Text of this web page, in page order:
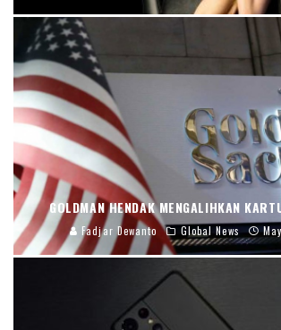
GOLDMAN HENDAK MENGALIHKAN
Fadjar Dewanto Global News